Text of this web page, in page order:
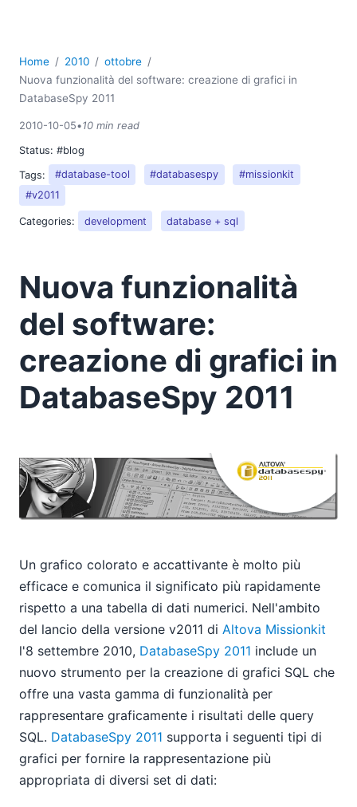
Home 2010
ottobre
Nuova funzionalità del software: creazione di grafici in
DatabaseSpy 2011
2010-10-05•10 min read
Status: #blog
Tags:
#database-tool #databasespy
#missionkit
#v2011
Categories: development database + sql
Nuova funzionalità
del software:
creazione di grafici in
DatabaseSpy 2011
Un grafico colorato e accattivante è molto più
efficace e comunica il significato più rapidamente
rispetto a una tabella di dati numerici. Nell'ambito
del lancio della versione v2011 di Altova Missionkit
l'8 settembre 2010, DatabaseSpy 2011 include un
nuovo strumento per la creazione di grafici SQL che
offre una vasta gamma di funzionalità per
rappresentare graficamente i risultati delle query
SQL. DatabaseSpy 2011 supporta i seguenti tipi di
grafici per fornire la rappresentazione più
appropriata di diversi set di dati: